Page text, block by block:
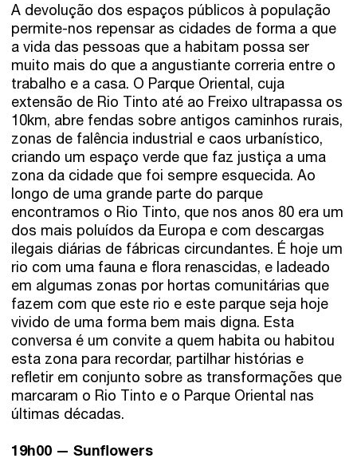
A devolução dos espaços públicos à população
permite-nos repensar as cidades de forma a que
a vida das pessoas que a habitam possa ser
muito mais do que a angustiante correria entre o
trabalho e a casa. O Parque Oriental, cuja
extensão de Rio Tinto até ao Freixo ultrapassa os
10km, abre fendas sobre antigos caminhos rurais,
zonas de falência industrial e caos urbanístico,
criando um espaço verde que faz justiça a uma
zona da cidade que foi sempre esquecida. Ao
longo de uma grande parte do parque
encontramos o Rio Tinto, que nos anos 80 era um
dos mais poluídos da Europa e com descargas
ilegais diárias de fábricas circundantes. É hoje um
rio com uma fauna e flora renascidas, e ladeado
em algumas zonas por hortas comunitárias que
fazem com que este rio e este parque seja hoje
vivido de uma forma bem mais digna. Esta
conversa é um convite a quem habita ou habitou
esta zona para recordar, partilhar histórias e
refletir em conjunto sobre as transformações que
marcaram o Rio Tinto e o Parque Oriental nas
últimas décadas.
19h00 — Sunflowers